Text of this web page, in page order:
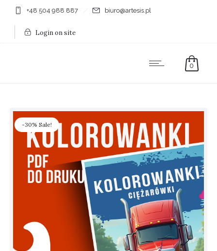
+48 504 988 887 biuro@artesis.pl
Login on site
0
-30% Sale!